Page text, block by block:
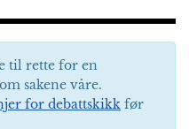
til rette for en
sakene våre.
for debattskikk før